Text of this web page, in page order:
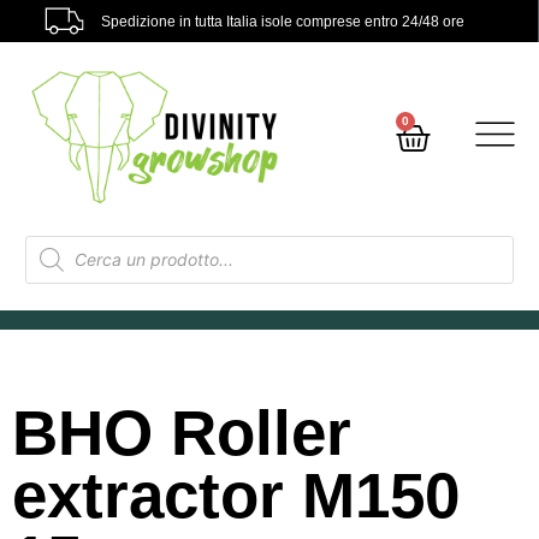
Spedizione in tutta Italia isole comprese entro 24/48 ore
0
BHO Roller
extractor M150